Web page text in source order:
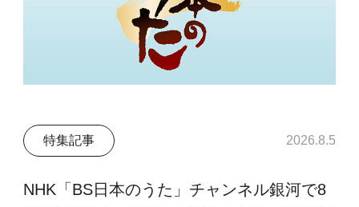
特集記事 2026.8.5
NHK「BS日本のうた」チャンネル銀河で8